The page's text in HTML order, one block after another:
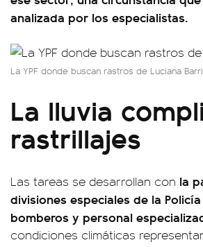
analizada por los especialistas.
La YPF donde buscan rastros de Luciana
La lluvia
rastrillajes
Las tareas se desarrollan con la
divisiones especiales de la
bomberos y personal
condiciones climáticas